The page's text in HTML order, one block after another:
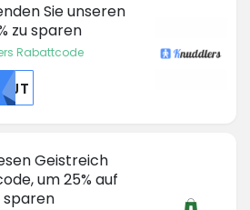
Sie unseren
zu sparen
Rabattcode
NTJT
Geistreich
um 25% auf
sparen